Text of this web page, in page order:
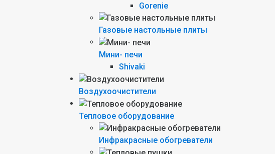
Gorenie
Газовые настольные плиты
Мини- печи
Shivaki
Воздухоочистители
Тепловое оборудование
Инфракрасные обогреватели